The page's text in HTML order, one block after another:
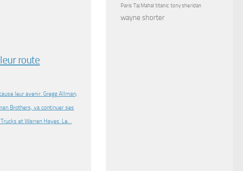
route
leur avenir. Gregg Allman,
Brothers, va continuer ses
et Warren Hayes. Le…
Paris Taj Mahal titanic tony sheridan
wayne shorter